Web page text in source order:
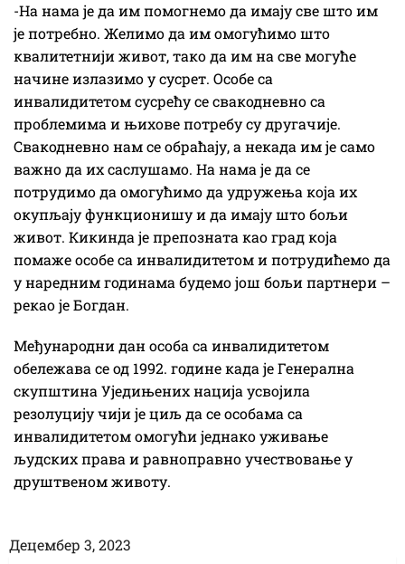
-На нама је да им помогнемо да имају све што им
је потребно. Желимо да им омогућимо што
квалитетнији живот, тако да им на све могуће
начине излазимо у сусрет. Особе са
инвалидитетом сусрећу се свакодневно са
проблемима и њихове потребу су другачије.
Свакодневно нам се обраћају, а некада им је само
важно да их саслушамо. На нама је да се
потрудимо да омогућимо да удружења која их
окупљају функционишу и да имају што бољи
живот. Кикинда је препозната као град која
помаже особе са инвалидитетом и потрудићемо да
у наредним годинама будемо још бољи партнери –
рекао је Богдан.
Међународни дан особа са инвалидитетом
обележава се од 1992. године када је Генерална
скупштина Уједињених нација усвојила
резолуцију чији је циљ да се особама са
инвалидитетом омогући једнако уживање
људских права и равноправно учествовање у
друштвеном животу.
Децембер 3, 2023